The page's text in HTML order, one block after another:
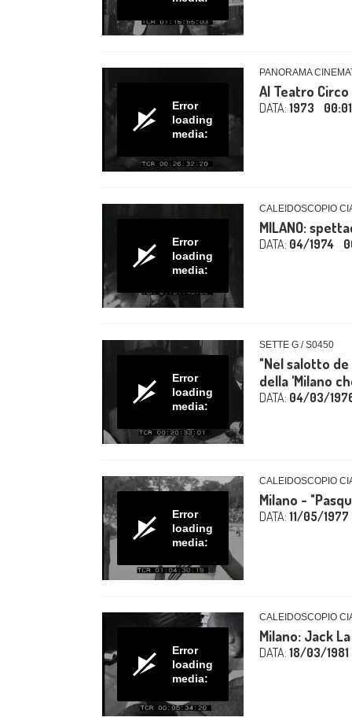
Error
loading
media:
PANORAMA
Al Teatro
DATA: 1973
Error
loading
media:
CALEIDOSCOPIO
MILANO:
DATA: 04/1974
Error
loading
media:
SETTE G / S0450
"Nel salotto
della 'Milano
DATA: 04/03/
Error
loading
media:
CALEIDOSCOPIO
Milano -
DATA: 11/05/1977
Error
loading
media:
CALEIDOSCOPIO
Milano: Jack
DATA: 18/03/1981